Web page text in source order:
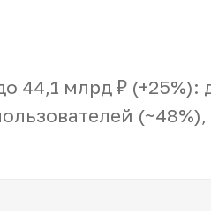
44,1 млрд ₽